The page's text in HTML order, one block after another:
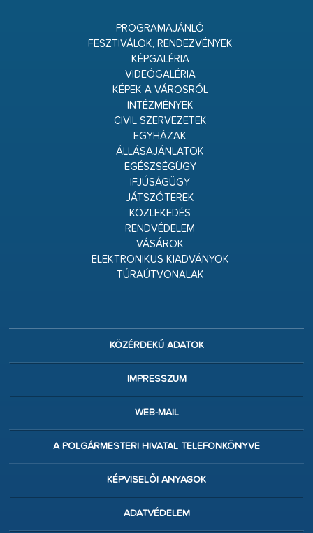
PROGRAMAJÁNLÓ
FESZTIVÁLOK, RENDEZVÉNYEK
KÉPGALÉRIA
VIDEÓGALÉRIA
KÉPEK A VÁROSRÓL
INTÉZMÉNYEK
CIVIL SZERVEZETEK
EGYHÁZAK
ÁLLÁSAJÁNLATOK
EGÉSZSÉGÜGY
IFJÚSÁGÜGY
JÁTSZÓTEREK
KÖZLEKEDÉS
RENDVÉDELEM
VÁSÁROK
ELEKTRONIKUS KIADVÁNYOK
TÚRAÚTVONALAK
KÖZÉRDEKŰ ADATOK
IMPRESSZUM
WEB-MAIL
A POLGÁRMESTERI HIVATAL TELEFONKÖNYVE
KÉPVISELŐI ANYAGOK
ADATVÉDELEM